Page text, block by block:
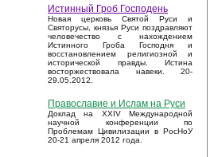
Истинный Гроб Господень
Новая церковь Святой Руси и
Святорусы, князья Руси поздравляют
человечество с нахождением
Истинного Гроба Господня и
восстановлением религиозной и
исторической правды. Истина
восторжествовала навеки. 20-
29.05.2012.
Православие и Ислам на Руси
Доклад на XXIV Международной
научной конференции по
Проблемам Цивилизации в РосНоУ
20-21 апреля 2012 года.